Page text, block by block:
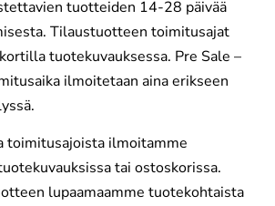
tuotteiden 14-28 päivää
Tilaustuotteen toimitusajat
tuotekuvauksessa. Pre Sale –
ilmoitetaan aina erikseen
toimitusajoista ilmoitamme
tai ostoskorissa.
lupaamaamme tuotekohtaista